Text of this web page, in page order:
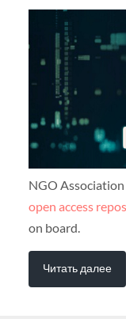
NGO Association
open access
on board.
Читать далее